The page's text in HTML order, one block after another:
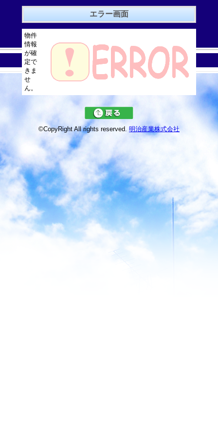
エラー画面
物件
情報
が確
定で
きま
せ
ん。
©CopyRight All rights reserved. 明治産業株式会社